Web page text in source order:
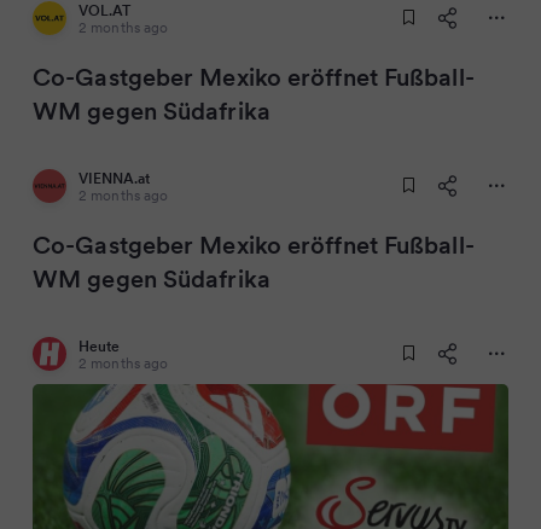
VOL.AT
2 months ago
Co-Gastgeber Mexiko eröffnet Fußball-
WM gegen Südafrika
VIENNA.at
2 months ago
Co-Gastgeber Mexiko eröffnet Fußball-
WM gegen Südafrika
Heute
2 months ago